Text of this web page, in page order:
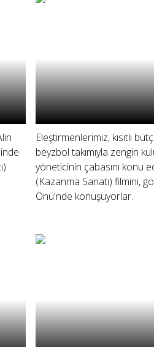
Eleştirmenlerimiz, kısıtlı
beyzbol takımıyla zengin
yöneticinin çabasını konu
(Kazanma Sanatı) filmini,
Önü'nde konuşuyorlar.